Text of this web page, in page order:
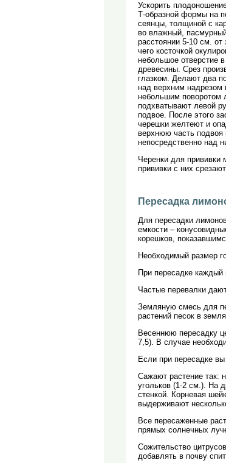
Ускорить
Т-образной формы на
сеянцы, толщиной с
во влажный,
расстоянии 5-10 см.
чего косточкой
небольшое отверстие
древесины. Срез
глазком. Делают два
над верхним надрезом
небольшим поворотом
подхватывают левой
подвое. После этого
черешки желтеют и
верхнюю часть подвоя
непосредственно над
Черенки для прививки
прививки с них
Пересадка
Для пересадки
емкости –
корешков,
Необходимый размер
При пересадке каждый
Частые перевалки
Земляную смесь для
растений песок в
Весеннюю пересадку
7,5). В случае
Если при пересадке
Сажают растение так:
угольков (1-2 см.). На
стенкой. Корневая
выдерживают
Все пересаженные
прямых солнечных
Сожительство
добавлять в почву